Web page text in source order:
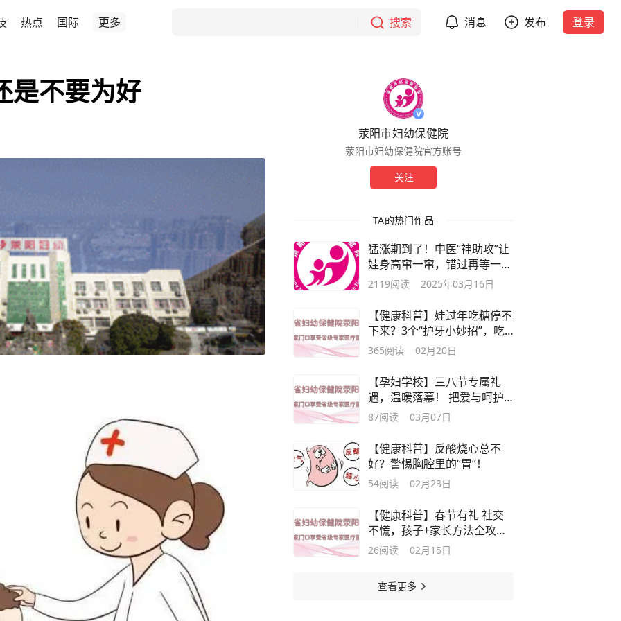
热点 国际 更多 搜索 消息 发布 登录
是不要为好
荥阳市妇幼保健院
荥阳市妇幼保健院官方账号
关注
TA的热门作品
猛涨期到了！中医“神助攻”让
娃身高窜一窜，错过再等一
年！
2119阅读 2025年03月16日
【健康科普】娃过年吃糖停不
下来？3个“护牙小妙招”，吃
糖不蛀牙
365阅读 02月20日
【孕妇学校】三八节专属礼
遇，温暖落幕！ 把爱与呵护
送给每一位了不起的你
87阅读 03月07日
【健康科普】反酸烧心总不
好？警惕胸腔里的“胃”！
54阅读 02月23日
【健康科普】春节有礼 社交
不慌，孩子+家长方法全攻略
来啦！
26阅读 02月15日
查看更多